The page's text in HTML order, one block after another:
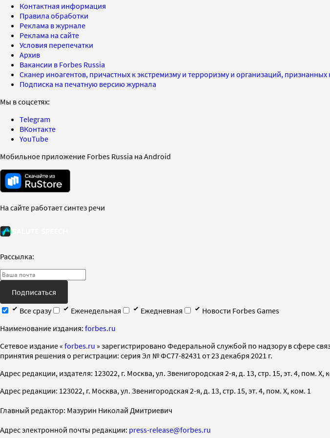
Контактная информация
Правила обработки
Реклама в журнале
Реклама на сайте
Условия перепечатки
Архив
Вакансии в Forbes Russia
Сканер иноагентов, причастных к экстремизму и терроризму и организаций,
Подписка на печатную версию журнала
Мы в соцсетях:
Telegram
ВКонтакте
YouTube
Мобильное приложение Forbes Russia на Android
На сайте работает синтез речи
Рассылка:
Подписаться
Все сразу
Еженедельная Ежедневная
Новости Forbes Games
Наименование издания: forbes.ru
Cетевое издание « forbes.ru » зарегистрировано Федеральной службой по надзору в сфере
принятия решения о регистрации: серия Эл № ФС77-82431 от 23 декабря 2021 г.
Адрес редакции, издателя: 123022, г. Москва, ул. Звенигородская 2-я, д. 13, стр. 15, эт. 4, пом. X,
Адрес редакции: 123022, г. Москва, ул. Звенигородская 2-я, д. 13, стр. 15, эт. 4, пом. X, ком. 1
Главный редактор: Мазурин Николай Дмитриевич
Адрес электронной почты редакции: press-release@forbes.ru